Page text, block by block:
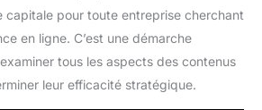
capitale pour toute entreprise cherchant
en ligne. C’est une démarche
tous les aspects des contenus
leur efficacité stratégique.